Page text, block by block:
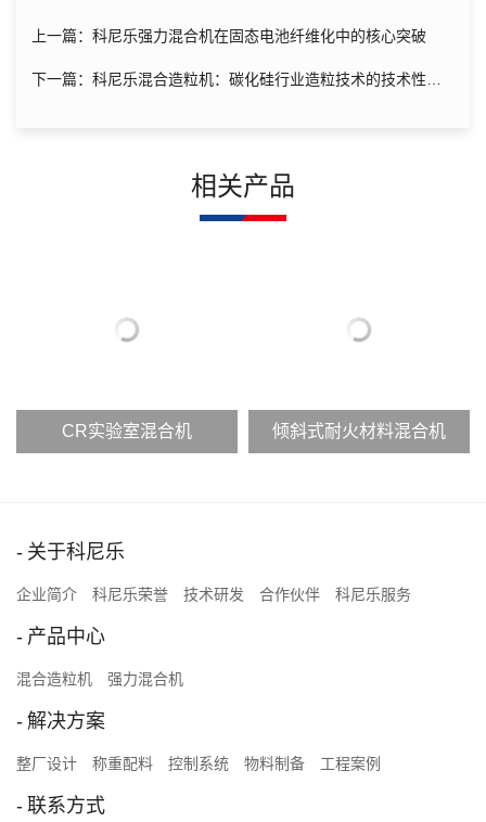
上一篇：科尼乐强力混合机在固态电池纤维化中的核心突破
下一篇：科尼乐混合造粒机：碳化硅行业造粒技术的技术性突
相关产品
CR实验室混合机 倾斜式耐火材料混合机
关于科尼乐
企业简介 科尼乐荣誉 技术研发 合作伙伴 科尼乐服务
产品中心
混合造粒机 强力混合机
解决方案
整厂设计 称重配料 控制系统 物料制备 工程案例
联系方式